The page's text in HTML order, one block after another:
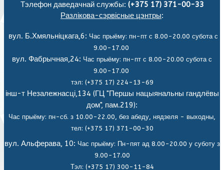
Тэлефон даведачнай службы: (+375 17) 371-00-33
Разлікова-сэрвісные цэнтры:
вул. Б.Хмяльніцкага,6: Час прыёму: пн-пт с 8.00-20.00 субота с
9.00-17.00
вул. Фабрычная,24: Час прыёму: пн-пт с 8.00-20.00 субота с
9.00-17.00
тэл: (+375 17) 224-13-69
інш-т Незалежнасці,134 (ГЦ "Першы нацыянальны гандлёвы
дом", пам.219):
Час прыёму: пн-сб. з 10.00-22.00, без абеду, нядзеля - выходны,
тел: (+375 17) 371-00-30
вул. Альферава, 10: Час прыёму: Пн-пят ад 8.00-20.00 у суботу з
9.00-17.00
Тэл: (+375 17) 300-11-84